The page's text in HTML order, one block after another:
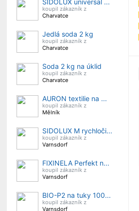
SIDOLUX universal ...
koupil zákazník z
Charvatce
Jedlá soda 2 kg
koupil zákazník z
Charvatce
Soda 2 kg na úklid
koupil zákazník z
Charvatce
AURON textilie na ...
koupil zákazník z
Mělník
SIDOLUX M rychloči...
koupil zákazník z
Varnsdorf
FIXINELA Perfekt n...
koupil zákazník z
Varnsdorf
BIO-P2 na tuky 100...
koupil zákazník z
Varnsdorf